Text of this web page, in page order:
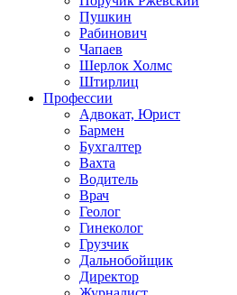
Пушкин
Рабинович
Чапаев
Шерлок Холмс
Штирлиц
Профессии
Адвокат, Юрист
Бармен
Бухгалтер
Вахта
Водитель
Врач
Геолог
Гинеколог
Грузчик
Дальнобойщик
Директор